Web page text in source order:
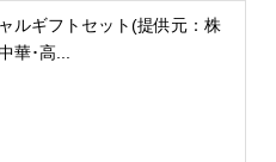
ルギフトセット(提供元：株
華･高...